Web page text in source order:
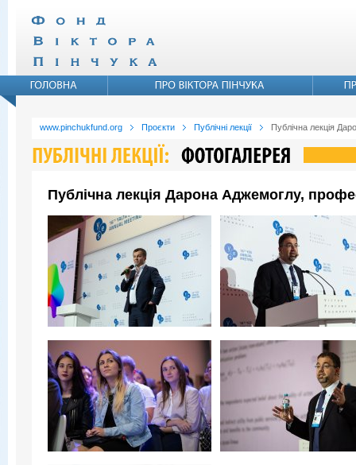
www.pinchukfund.org Проєкти Публічні лекції Публічна лекція
Публічна лекція Дарона Аджемоглу,